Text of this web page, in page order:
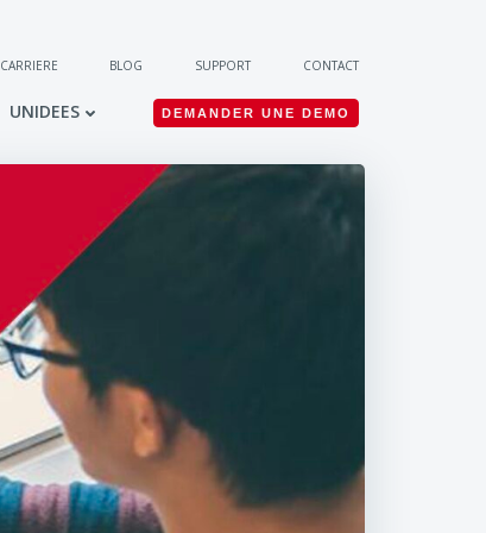
CARRIERE BLOG SUPPORT CONTACT
UNIDEES DEMANDER UNE DEMO